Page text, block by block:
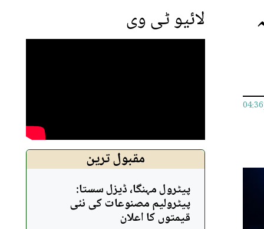
لائیو ٹی وی
مقبول ترین
پیٹرول مہنگا، ڈیزل سستا:
پیٹرولیم مصنوعات کی نئی
قیمتوں کا اعلان